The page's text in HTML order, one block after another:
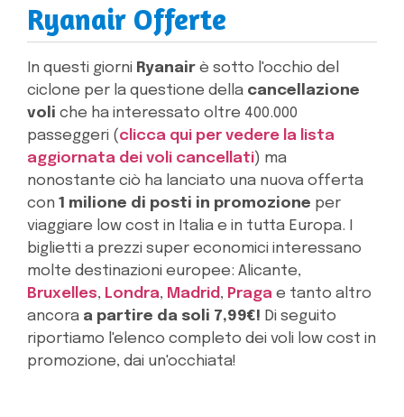
Ryanair Offerte
In questi giorni Ryanair è sotto l'occhio del
ciclone per la questione della cancellazione
voli che ha interessato oltre 400.000
passeggeri (clicca qui per vedere la lista
aggiornata dei voli cancellati) ma
nonostante ciò ha lanciato una nuova offerta
con 1 milione di posti in promozione per
viaggiare low cost in Italia e in tutta Europa. I
biglietti a prezzi super economici interessano
molte destinazioni europee: Alicante,
Bruxelles, Londra, Madrid , Praga e tanto altro
ancora a partire da soli 7,99€! Di seguito
riportiamo l'elenco completo dei voli low cost in
promozione, dai un'occhiata!